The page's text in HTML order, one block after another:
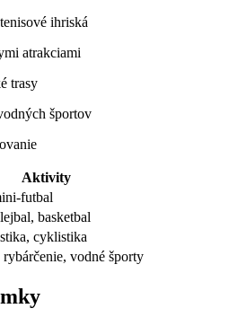
ihriská
atrakciami
trasy
športov
Aktivity
futbal
basketbal
cyklistika
rybárčenie, vodné športy